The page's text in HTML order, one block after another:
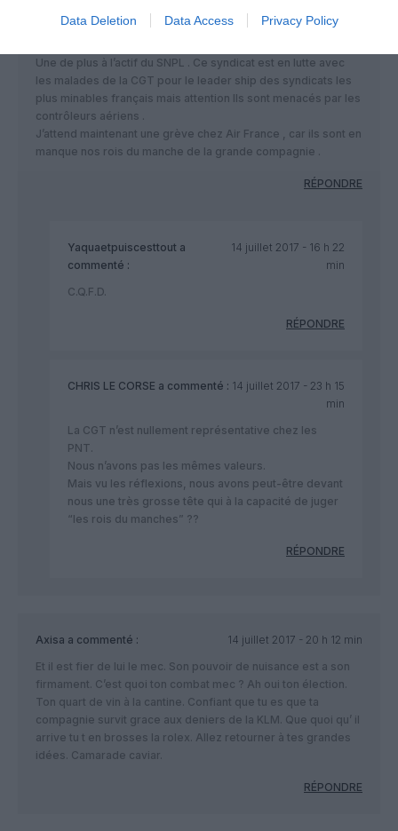
Data Deletion Data Access Privacy Policy
Une de plus à l’actif du SNPL . Ce syndicat est en lutte avec
les malades de la CGT pour le leader ship des syndicats les
plus minables français mais attention Ils sont menacés par les
contrôleurs aériens .
J’attend maintenant une grève chez Air France , car ils sont en
manque nos rois du manche de la grande compagnie .
RÉPONDRE
Yaquaetpuiscesttout a
commenté :
14 juillet 2017 - 16 h 22
min
C.Q.F.D.
RÉPONDRE
CHRIS LE CORSE a commenté : 14 juillet 2017 - 23 h 15
min
La CGT n’est nullement représentative chez les
PNT.
Nous n’avons pas les mêmes valeurs.
Mais vu les réflexions, nous avons peut-être devant
nous une très grosse tête qui à la capacité de juger
“les rois du manches” ??
RÉPONDRE
Axisa a commenté :
14 juillet 2017 - 20 h 12 min
Et il est fier de lui le mec. Son pouvoir de nuisance est a son
firmament. C’est quoi ton combat mec ? Ah oui ton élection.
Ton quart de vin à la cantine. Confiant que tu es que ta
compagnie survit grace aux deniers de la KLM. Que quoi qu’ il
arrive tu t en brosses la rolex. Allez retourner à tes grandes
idées. Camarade caviar.
RÉPONDRE